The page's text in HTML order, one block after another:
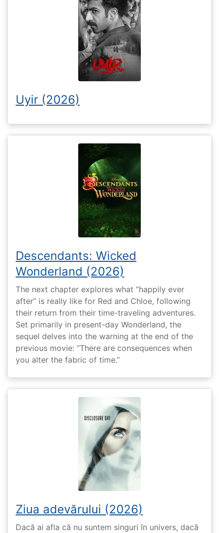
Uyir (2026)
Descendants: Wicked
Wonderland (2026)
The next chapter explores what “happily ever
after” is really like for Red and Chloe, following
their return from their time-traveling adventures.
Set primarily in present-day Wonderland, the
sequel delves into the warning at the end of the
previous movie: “There are consequences when
you alter the fabric of time.”
Ziua adevărului (2026)
Dacă ai afla că nu suntem singuri în univers, dacă